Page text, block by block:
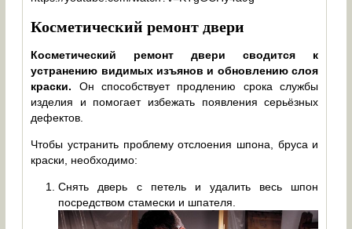
Косметический ремонт двери
Косметический ремонт двери сводится к
устранению видимых изъянов и обновлению слоя
краски. Он способствует продлению срока службы
изделия и помогает избежать появления серьёзных
дефектов.
Чтобы устранить проблему отслоения шпона, бруса и
краски, необходимо:
Снять дверь с петель и удалить весь шпон
посредством стамески и шпателя.